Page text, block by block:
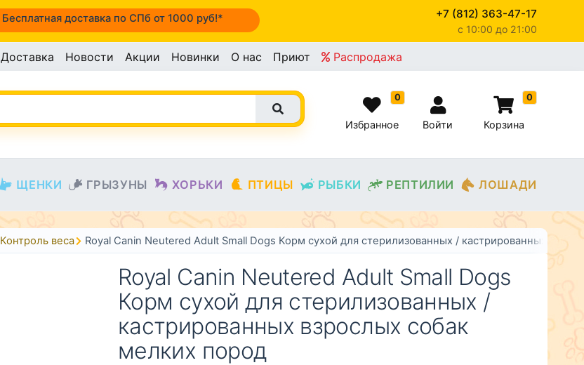
Бесплатная доставка по СПб от 1000 руб!* +7 (812) 363-47-17
c 10:00 до 21:00
Доставка Новости Акции Новинки О нас Приют Распродажа
0
Избранное Войти
0
Корзина
ЩЕНКИ ГРЫЗУНЫ ХОРЬКИ ПТИЦЫ РЫБКИ РЕПТИЛИИ ЛОШАДИ
Контроль веса Royal Canin Neutered Adult Small Dogs Корм сухой для стерилизованных / кастрированных
Royal Canin Neutered Adult Small Dogs
Корм сухой для стерилизованных /
кастрированных взрослых собак
мелких пород